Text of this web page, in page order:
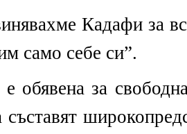
Кадафи за
само себе си”.
обявена за